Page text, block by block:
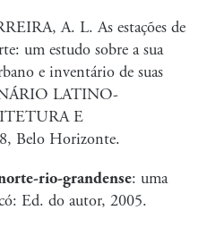
A. L. As estações de
um estudo sobre a sua
e inventário de suas
LATINO-
E
Belo Horizonte.
rio-grandense: uma
Ed. do autor, 2005.